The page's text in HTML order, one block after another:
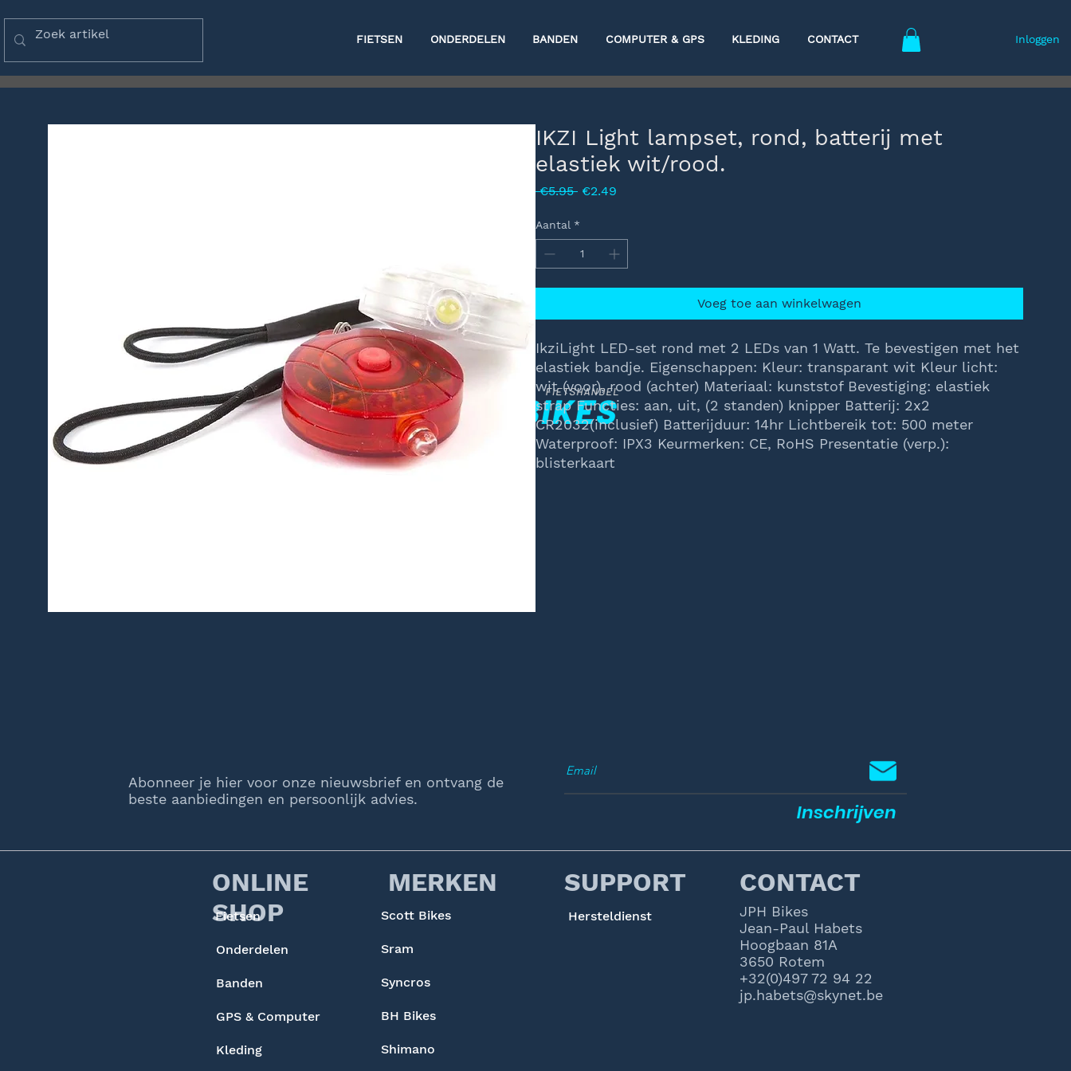
BANDEN
FIETSEN COMPUTER & GPS
ONDERDELEN KLEDING CONTACT Inloggen
IKZI Light lampset, rond, batterij met
elastiek wit/rood.
€5.95 Normale
€2.49
Aantal *
Voeg toe aan winkelwagen
IkziLight LED-set rond met 2 LEDs van 1 Watt. Te bevestigen met het
elastiek bandje. Eigenschappen: Kleur: transparant wit Kleur licht:
wit (voor), rood (achter) Materiaal: kunststof Bevestiging: elastiek
strap Functies: aan, uit, (2 standen) knipper Batterij: 2x2
CR2032(inclusief) Batterijduur: 14hr Lichtbereik tot: 500 meter
Waterproof: IPX3 Keurmerken: CE, RoHS Presentatie (verp.):
blisterkaart
Abonneer je hier voor onze nieuwsbrief en ontvang de
beste aanbiedingen en persoonlijk advies.
ONLINE
SHOP
MERKEN SUPPORT CONTACT
Fietsen
Onderdelen
Banden
GPS & Computer
Kleding
Scott Bikes
JPH Bikes
Jean-Paul Habets
Hoogbaan 81A
3650 Rotem
+32(0)497 72 94 22
jp.habets@skynet.be
Hersteldienst
Sram
Syncros
BH Bikes
Shimano
Inschrijven